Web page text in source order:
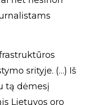
srityje. (…) Iš
tą dėmesį
Lietuvos oro